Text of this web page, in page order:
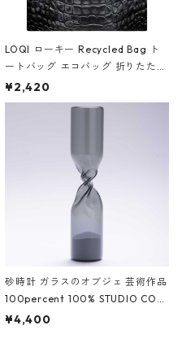
LOQI ローキー Recycled Bag ト
ートバッグ エコバッグ 折りたたみ
大きめ 撥水加工 収納ポーチ CRO
CODILE/Black クロコダイル/ブラ
¥2,420
砂時計 ガラスのオブジェ 芸術作品
100percent 100% STUDIO COH
AKU Timeless 100パーセント ス
¥4,400